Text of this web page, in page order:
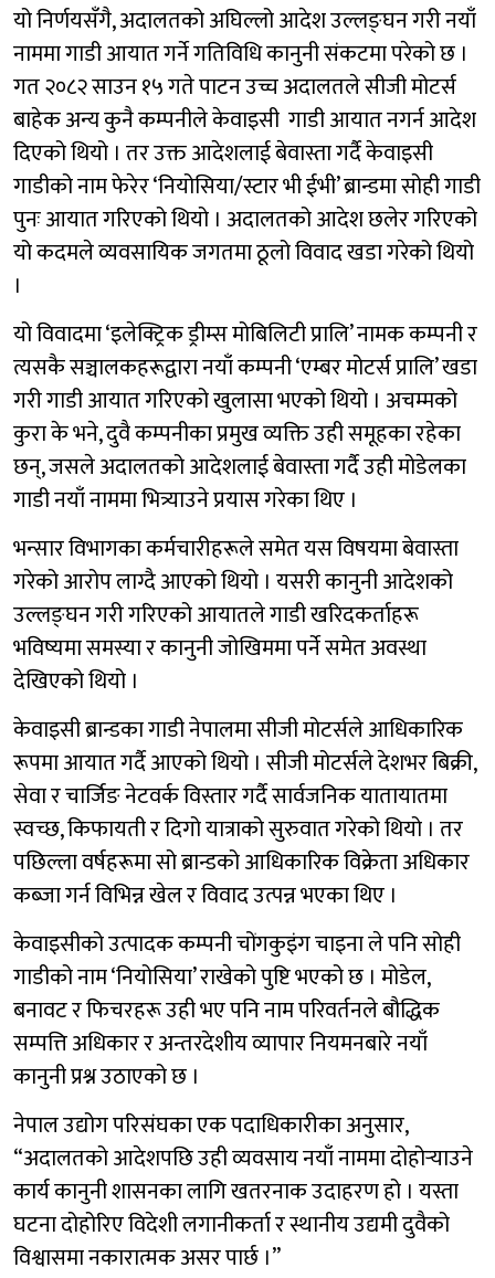
यो निर्णयसँगै, अदालतको अघिल्लो आदेश उल्लङ्घन गरी नयाँ
नाममा गाडी आयात गर्ने गतिविधि कानुनी संकटमा परेको छ ।
गत २०८२ साउन १५ गते पाटन उच्च अदालतले सीजी मोटर्स
बाहेक अन्य कुनै कम्पनीले केवाइसी गाडी आयात नगर्न आदेश
दिएको थियो । तर उक्त आदेशलाई बेवास्ता गर्दै केवाइसी
गाडीको नाम फेरेर ‘नियोसिया/स्टार भी ईभी’ ब्रान्डमा सोही गाडी
पुनः आयात गरिएको थियो । अदालतको आदेश छलेर गरिएको
यो कदमले व्यवसायिक जगतमा ठूलो विवाद खडा गरेको थियो
।
यो विवादमा ‘इलेक्ट्रिक ड्रीम्स मोबिलिटी प्रालि’ नामक कम्पनी र
त्यसकै सञ्चालकहरूद्वारा नयाँ कम्पनी ‘एम्बर मोटर्स प्रालि’ खडा
गरी गाडी आयात गरिएको खुलासा भएको थियो । अचम्मको
कुरा के भने, दुवै कम्पनीका प्रमुख व्यक्ति उही समूहका रहेका
छन्, जसले अदालतको आदेशलाई बेवास्ता गर्दै उही मोडेलका
गाडी नयाँ नाममा भित्र्याउने प्रयास गरेका थिए ।
भन्सार विभागका कर्मचारीहरूले समेत यस विषयमा बेवास्ता
गरेको आरोप लाग्दै आएको थियो । यसरी कानुनी आदेशको
उल्लङ्घन गरी गरिएको आयातले गाडी खरिदकर्ताहरू
भविष्यमा समस्या र कानुनी जोखिममा पर्ने समेत अवस्था
देखिएको थियो ।
केवाइसी ब्रान्डका गाडी नेपालमा सीजी मोटर्सले आधिकारिक
रूपमा आयात गर्दै आएको थियो । सीजी मोटर्सले देशभर बिक्री,
सेवा र चार्जिङ नेटवर्क विस्तार गर्दै सार्वजनिक यातायातमा
स्वच्छ, किफायती र दिगो यात्राको सुरुवात गरेको थियो । तर
पछिल्ला वर्षहरूमा सो ब्रान्डको आधिकारिक विक्रेता अधिकार
कब्जा गर्न विभिन्न खेल र विवाद उत्पन्न भएका थिए ।
केवाइसीको उत्पादक कम्पनी चोंगकुइंग चाइना ले पनि सोही
गाडीको नाम ‘नियोसिया’ राखेको पुष्टि भएको छ । मोडेल,
बनावट र फिचरहरू उही भए पनि नाम परिवर्तनले बौद्धिक
सम्पत्ति अधिकार र अन्तरदेशीय व्यापार नियमनबारे नयाँ
कानुनी प्रश्न उठाएको छ ।
नेपाल उद्योग परिसंघका एक पदाधिकारीका अनुसार,
“अदालतको आदेशपछि उही व्यवसाय नयाँ नाममा दोहोर्‍याउने
कार्य कानुनी शासनका लागि खतरनाक उदाहरण हो । यस्ता
घटना दोहोरिए विदेशी लगानीकर्ता र स्थानीय उद्यमी दुवैको
विश्वासमा नकारात्मक असर पार्छ ।”